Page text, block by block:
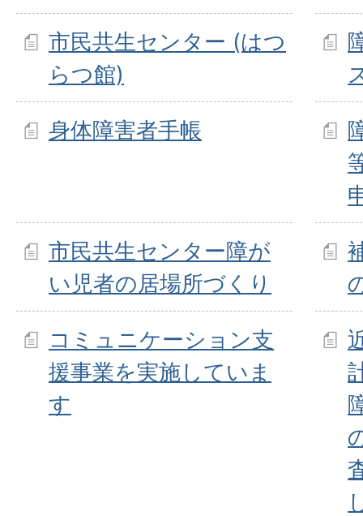
市民共生センター (はつ
らつ館)
身体障害者手帳
市民共生センター障が
い児者の居場所づくり
コミュニケーション支
援事業を実施していま
す